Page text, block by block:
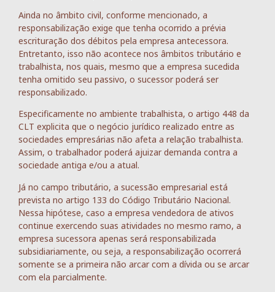
Ainda no âmbito civil, conforme mencionado, a
responsabilização exige que tenha ocorrido a prévia
escrituração dos débitos pela empresa antecessora.
Entretanto, isso não acontece nos âmbitos tributário e
trabalhista, nos quais, mesmo que a empresa sucedida
tenha omitido seu passivo, o sucessor poderá ser
responsabilizado.
Especificamente no ambiente trabalhista, o artigo 448 da
CLT explicita que o negócio jurídico realizado entre as
sociedades empresárias não afeta a relação trabalhista.
Assim, o trabalhador poderá ajuizar demanda contra a
sociedade antiga e/ou a atual.
Já no campo tributário, a sucessão empresarial está
prevista no artigo 133 do Código Tributário Nacional.
Nessa hipótese, caso a empresa vendedora de ativos
continue exercendo suas atividades no mesmo ramo, a
empresa sucessora apenas será responsabilizada
subsidiariamente, ou seja, a responsabilização ocorrerá
somente se a primeira não arcar com a dívida ou se arcar
com ela parcialmente.